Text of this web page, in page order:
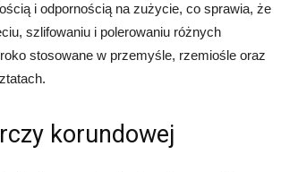
i odpornością na zużycie, co sprawia, że
szlifowaniu i polerowaniu różnych
stosowane w przemyśle, rzemiośle oraz
korundowej